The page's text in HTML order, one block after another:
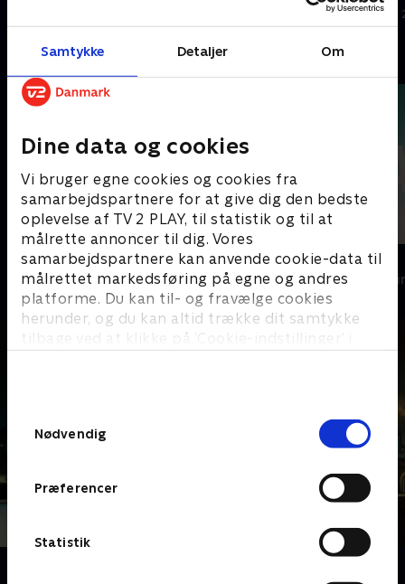
Samtykke Detaljer Om
Dine data og cookies
Vi bruger egne cookies og cookies fra
samarbejdspartnere for at give dig den bedste
oplevelse af TV 2 PLAY, til statistik og til at
målrette annoncer til dig. Vores
samarbejdspartnere kan anvende cookie-data til
målrettet markedsføring på egne og andres
platforme. Du kan til- og fravælge cookies
herunder, og du kan altid trække dit samtykke
tilbage ved at klikke på ’Cookie-indstillinger’ i
Nødvendig
Præferencer
Statistik
20. september 2022 • 46 min
Andre så også
Top Dog
Krimi & Spænding • 1 sæsoner
The Au Pair
Krimi &